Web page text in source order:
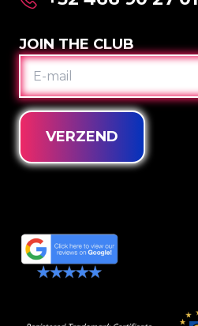
JOIN THE CLUB
E-
MAIL
VERZEND